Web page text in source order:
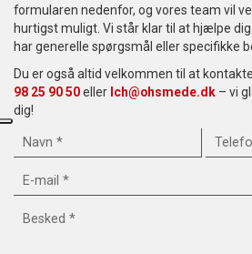
formularen nedenfor, og vores team vil
hurtigst muligt. Vi står klar til at hjælpe
har generelle spørgsmål eller specifikke
Du er også altid velkommen til at
98 25 90 50eller lch@ohsmede.dk – vi
dig!